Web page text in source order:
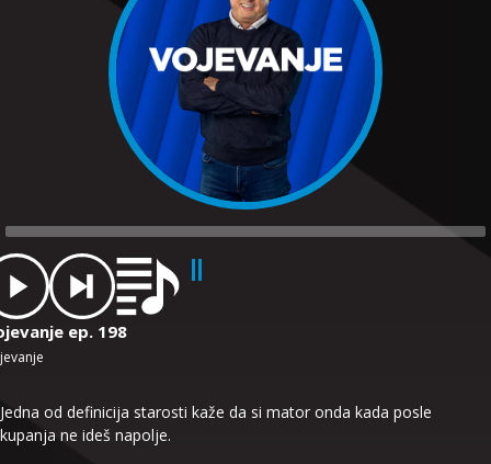
ep. 198
Jedna od definicija starosti kaže da si mator onda kada posle
kupanja ne ideš napolje.